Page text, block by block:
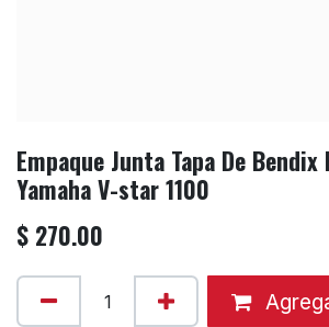
Empaque Junta Tapa De
Yamaha V-star 1100
$ 270.00